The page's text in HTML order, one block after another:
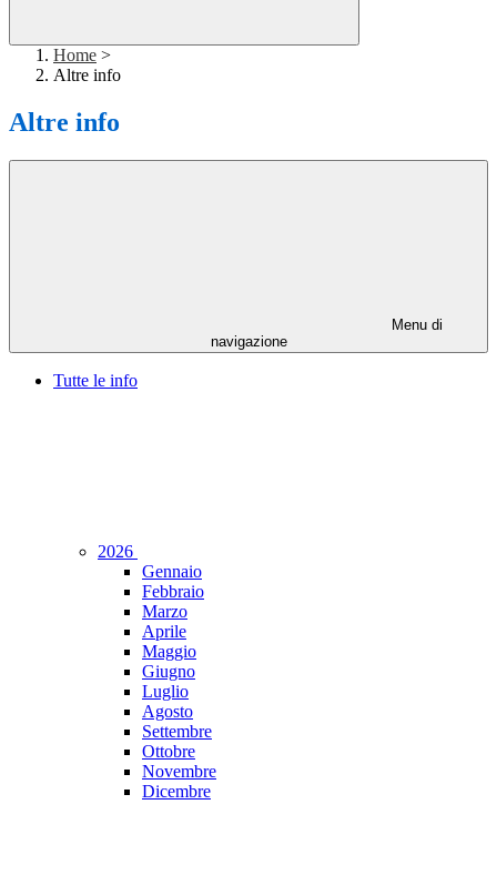
Home >
Altre info
Altre info
Menu di
navigazione
Tutte le info
2026
Gennaio
Febbraio
Marzo
Aprile
Maggio
Giugno
Luglio
Agosto
Settembre
Ottobre
Novembre
Dicembre